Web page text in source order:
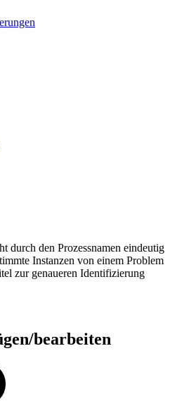
durch den Prozessnamen eindeutig
Instanzen von einem Problem
zur genaueren Identifizierung
bearbeiten